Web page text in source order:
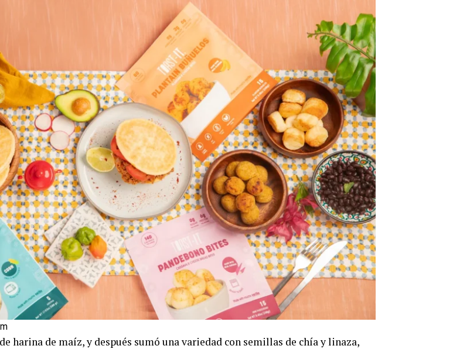
harina de maíz, y después sumó una variedad con semillas de chía y linaza,